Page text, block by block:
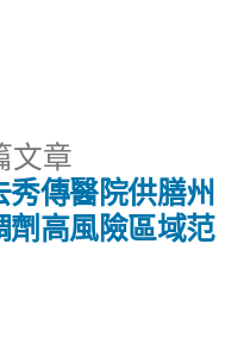
文章
一
篇
秀傳醫院供膳州
劑高風險區域范